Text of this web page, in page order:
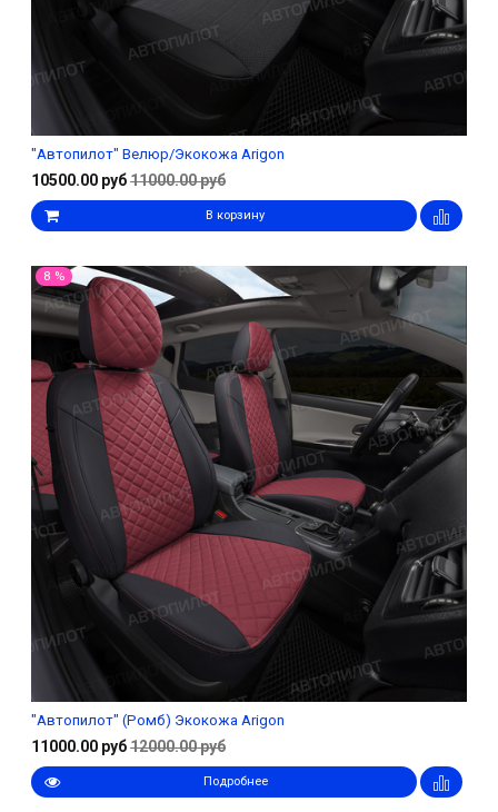
"Автопилот" Велюр/Экокожа Arigon
10500.00 руб11000.00 руб
В корзину
8 %
"Автопилот" (Ромб) Экокожа Arigon
11000.00 руб12000.00 руб
Подробнее